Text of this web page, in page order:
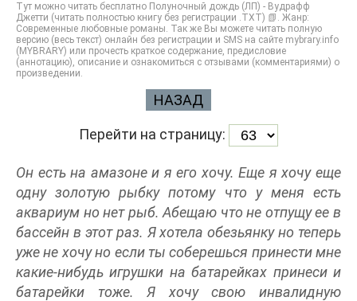
Тут можно читать бесплатно Полуночный дождь (ЛП) - Вудрафф
Джетти (читать полностью книгу без регистрации .TXT) 📗. Жанр:
Современные любовные романы. Так же Вы можете читать полную
версию (весь текст) онлайн без регистрации и SMS на сайте mybrary.info
(MYBRARY) или прочесть краткое содержание, предисловие
(аннотацию), описание и ознакомиться с отзывами (комментариями) о
произведении.
НАЗАД
Перейти на страницу:
Он есть на амазоне и я его хочу. Еще я хочу еще
одну золотую рыбку потому что у меня есть
аквариум но нет рыб. Абещаю что не отпущу ее в
бассейн в этот раз. Я хотела обезьянку но теперь
уже не хочу но если ты соберешься принести мне
какие-нибудь игрушки на батарейках принеси и
батарейки тоже. Я хочу свою инвалидную